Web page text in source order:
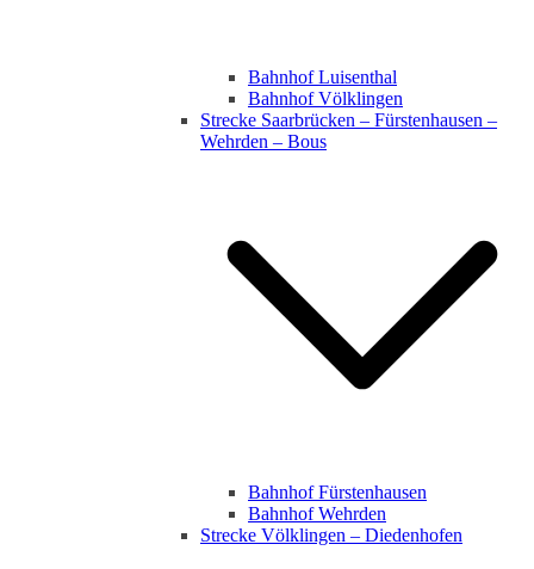
Bahnhof Luisenthal
Bahnhof Völklingen
Strecke Saarbrücken – Fürstenhausen –
Wehrden – Bous
Bahnhof Fürstenhausen
Bahnhof Wehrden
Strecke Völklingen – Diedenhofen